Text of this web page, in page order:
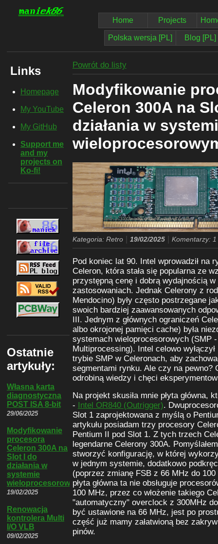
Home Projects
Polska wersja [PL] Blog [PL]
Links
Homepage
My YouTube
My GitHub
Support me
and my
projects on
Ko-fi!
Powrót do listy
Modyfikowanie
Celeron 300A na
działania w
Kategoria: Retro 19/02/2025 Komentarzy: 1
Pod koniec lat 90. Intel wprowadził na
Celeron, która stała się popularna ze
przystępną cenę i dobrą wydajnością
zastosowaniach. Jednak Celerony z
Mendocino) były często postrzegane
swoich bardziej zaawansowanych
III. Jednym z głównych ograniczeń
albo okrojonej pamięci cache) była
systemach wieloprocesorowych (SMP
Multiprocessing). Intel celowo
trybie SMP w Celeronach, aby
segmentami rynku. Ale czy na pewno?
odrobiną wiedzy i chęci
Na projekt skusiła mnie płyta główna,
-
Intel OR840 (Outrigger).
Slot 1 zaprojektowana z myślą o
artykułu posiadam trzy procesory
Pentium II pod Slot 1. Z tych trzech
legendarne Celerony 300A.
stworzyć konfigurację, w której
w jednym systemie, dodatkowo
(poprzez zmianę FSB z 66 MHz do
płyta główna ta nie obsługuje
100 MHz, przez co włożenie takiego
"automatyczny" overclock z 300MHz
być ustawione na 66 MHz, jest po
część już mamy załatwioną bez
pinów.
Ostatnie
artykuły:
Własna karta
diagnostyczna
POST ISA 8-bit
29/06/2025
Modyfikowanie
procesora
Celeron 300A na
Slot I do
działania w
systemie
wieloprocesorowym
19/02/2025
Renowacja
kontrolera Multi
I/O VLB
09/02/2025